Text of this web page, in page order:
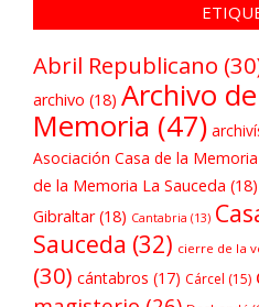
Abril Republicano
archivo (18) Archivo
Memoria (47)
Asociación Casa de la Memoria
de la Memoria La Sauceda (18)
Gibraltar(18) Cantabria (13)
Sauceda (32) cierre de la
(30) cántabros (17) Cárcel (15)